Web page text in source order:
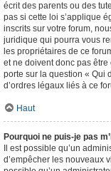
écrit des parents ou des
pas si cette loi s’applique
inscrits sur votre forum,
juridique qui pourra vous
les propriétaires de ce
et ne doivent donc pas être
porte sur la question « Qui
d’ordres légaux liés à ce
Haut
Pourquoi ne puis-je pas
Il est possible qu’un
d’empêcher les nouveaux